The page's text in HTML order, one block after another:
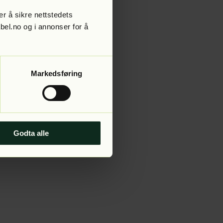
å sikre nettstedets
og i annonser for å
Markedsføring
Godta alle